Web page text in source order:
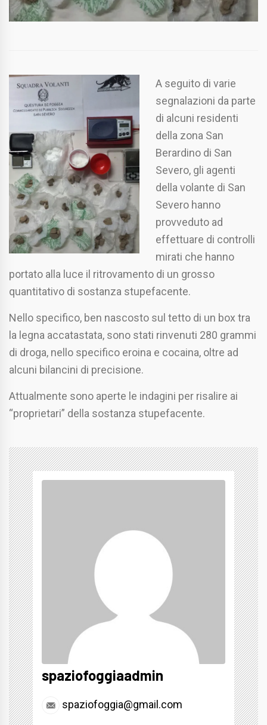
A seguito di varie
segnalazioni da parte
di alcuni residenti
della zona San
Berardino di San
Severo, gli agenti
della volante di San
Severo hanno
provveduto ad
effettuare di controlli
mirati che hanno
portato alla luce il ritrovamento di un grosso
quantitativo di sostanza stupefacente.
Nello specifico, ben nascosto sul tetto di un box tra
la legna accatastata, sono stati rinvenuti 280 grammi
di droga, nello specifico eroina e cocaina, oltre ad
alcuni bilancini di precisione.
Attualmente sono aperte le indagini per risalire ai
“proprietari” della sostanza stupefacente.
spaziofoggiaadmin
spaziofoggia@gmail.com